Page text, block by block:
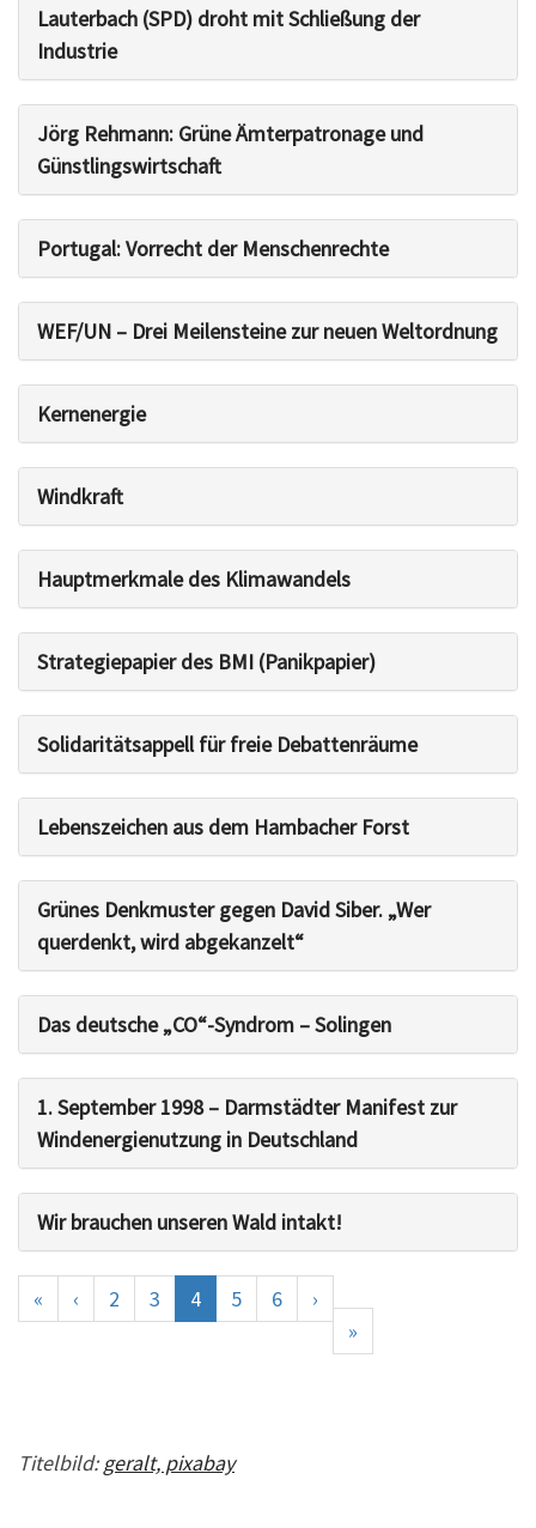
Lauterbach (SPD) droht mit Schließung der
Industrie
Jörg Rehmann: Grüne Ämterpatronage und
Günstlingswirtschaft
Portugal: Vorrecht der Menschenrechte
WEF/UN – Drei Meilensteine zur neuen Weltordnung
Kernenergie
Windkraft
Hauptmerkmale des Klimawandels
Strategiepapier des BMI (Panikpapier)
Solidaritätsappell für freie Debattenräume
Lebenszeichen aus dem Hambacher Forst
Grünes Denkmuster gegen David Siber. „Wer
querdenkt, wird abgekanzelt“
Das deutsche „CO“-Syndrom – Solingen
1. September 1998 – Darmstädter Manifest zur
Windenergienutzung in Deutschland
Wir brauchen unseren Wald intakt!
« ‹ 2 3 4 5 6
›
»
Titelbild:geralt, pixabay